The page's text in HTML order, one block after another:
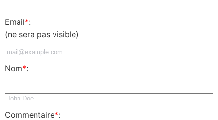
Email*:
(ne sera pas visible)
Nom*:
Commentaire*: